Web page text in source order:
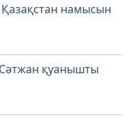
намысын
қуанышты